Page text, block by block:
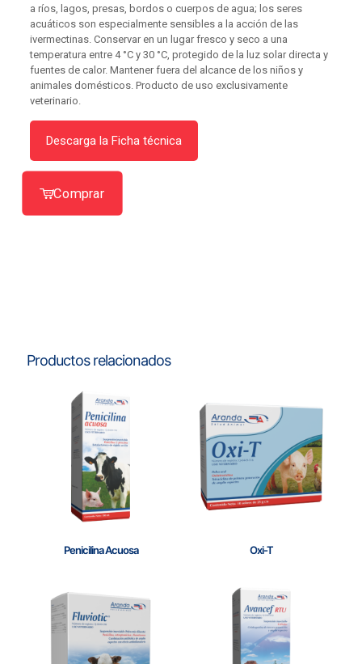
a ríos, lagos, presas, bordos o cuerpos de agua; los seres
acuáticos son especialmente sensibles a la acción de las
ivermectinas. Conservar en un lugar fresco y seco a una
temperatura entre 4 °C y 30 °C, protegido de la luz solar directa y
fuentes de calor. Mantener fuera del alcance de los niños y
animales domésticos. Producto de uso exclusivamente
veterinario.
Descarga la Ficha técnica
Comprar
Productos relacionados
Penicilina Acuosa Oxi-T